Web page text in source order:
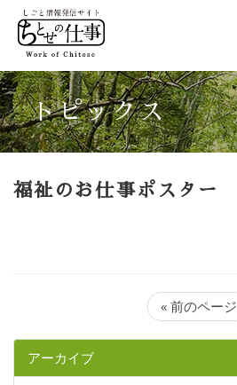
トピックス
福祉のお仕事ポスター
« 前のページ
アーカイブ